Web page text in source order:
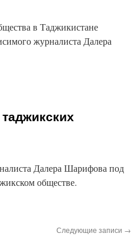
в Таджикистане
журналиста Далера
Далера Шарифова под
обществе.
Следующие записи →